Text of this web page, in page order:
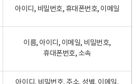
아이디, 비밀번호, 휴대폰번호, 이메일
이름, 아이디, 이메일, 비밀번호,
휴대폰번호, 소속